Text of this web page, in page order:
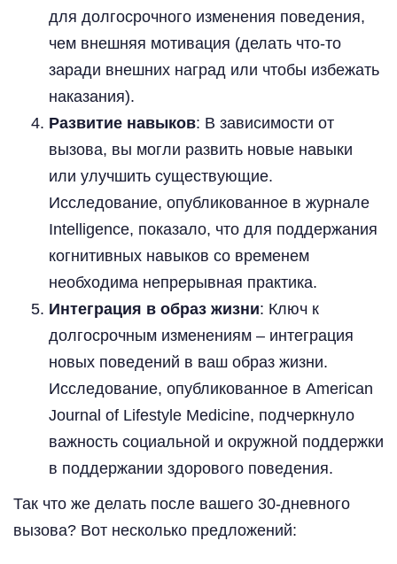
для долгосрочного изменения поведения,
чем внешняя мотивация (делать что-то
заради внешних наград или чтобы избежать
наказания).
Развитие навыков: В зависимости от
вызова, вы могли развить новые навыки
или улучшить существующие.
Исследование, опубликованное в журнале
Intelligence, показало, что для поддержания
когнитивных навыков со временем
необходима непрерывная практика.
Интеграция в образ жизни: Ключ к
долгосрочным изменениям – интеграция
новых поведений в ваш образ жизни.
Исследование, опубликованное в American
Journal of Lifestyle Medicine, подчеркнуло
важность социальной и окружной поддержки
в поддержании здорового поведения.
Так что же делать после вашего 30-дневного
вызова? Вот несколько предложений: